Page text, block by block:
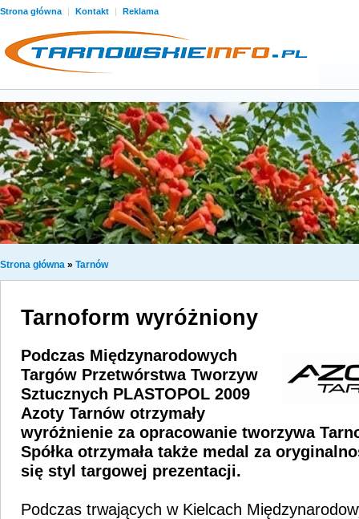
Strona główna | Kontakt | Reklama
Strona główna » Tarnów
Tarnoform wyróżniony
Podczas Międzynarodowych
Targów Przetwórstwa Tworzyw
Sztucznych PLASTOPOL 2009
Azoty Tarnów otrzymały
wyróżnienie za opracowanie tworzywa
Spółka otrzymała także medal za
się styl targowej prezentacji.
Podczas trwających w Kielcach